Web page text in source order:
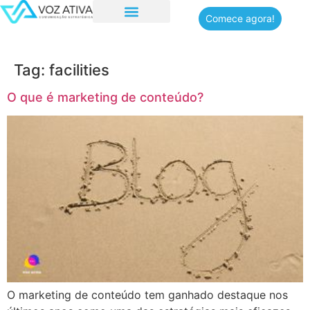
Comece agora!
Tag: facilities
O que é marketing de conteúdo?
O marketing de conteúdo tem ganhado destaque nos